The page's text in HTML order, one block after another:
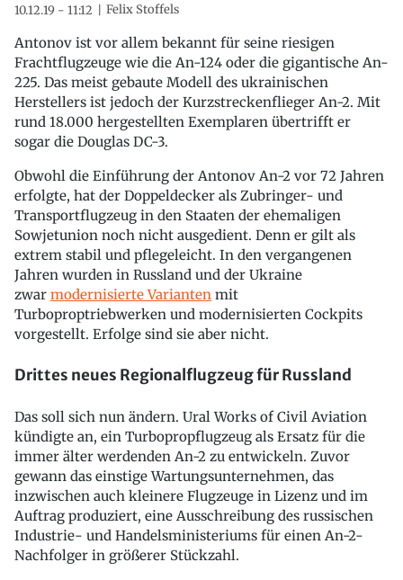
10.12.19 - 11:12 Felix Stoffels
Antonov ist vor allem bekannt für seine riesigen
Frachtflugzeuge wie die An-124 oder die gigantische An-
225. Das meist gebaute Modell des ukrainischen
Herstellers ist jedoch der Kurzstreckenflieger An-2. Mit
rund 18.000 hergestellten Exemplaren übertrifft er
sogar die Douglas DC-3.
Obwohl die Einführung der Antonov An-2 vor 72 Jahren
erfolgte, hat der Doppeldecker als Zubringer- und
Transportflugzeug in den Staaten der ehemaligen
Sowjetunion noch nicht ausgedient. Denn er gilt als
extrem stabil und pflegeleicht. In den vergangenen
Jahren wurden in Russland und der Ukraine
zwar modernisierte Varianten mit
Turboproptriebwerken und modernisierten Cockpits
vorgestellt. Erfolge sind sie aber nicht.
Drittes neues Regionalflugzeug für Russland
Das soll sich nun ändern. Ural Works of Civil Aviation
kündigte an, ein Turbopropflugzeug als Ersatz für die
immer älter werdenden An-2 zu entwickeln. Zuvor
gewann das einstige Wartungsunternehmen, das
inzwischen auch kleinere Flugzeuge in Lizenz und im
Auftrag produziert, eine Ausschreibung des russischen
Industrie- und Handelsministeriums für einen An-2-
Nachfolger in größerer Stückzahl.